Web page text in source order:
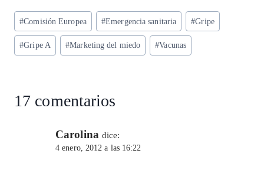
ts
A
p
eg
ra
m
eb
o
o
ke
dI
n
ai
l
re
Etiquetas
de
la
#Comisión Europea #Emergencia sanitaria #Gripe
#Gripe A #Marketing del miedo #Vacunas
17 comentarios
Carolina dice:
4 enero, 2012 a las 16:22